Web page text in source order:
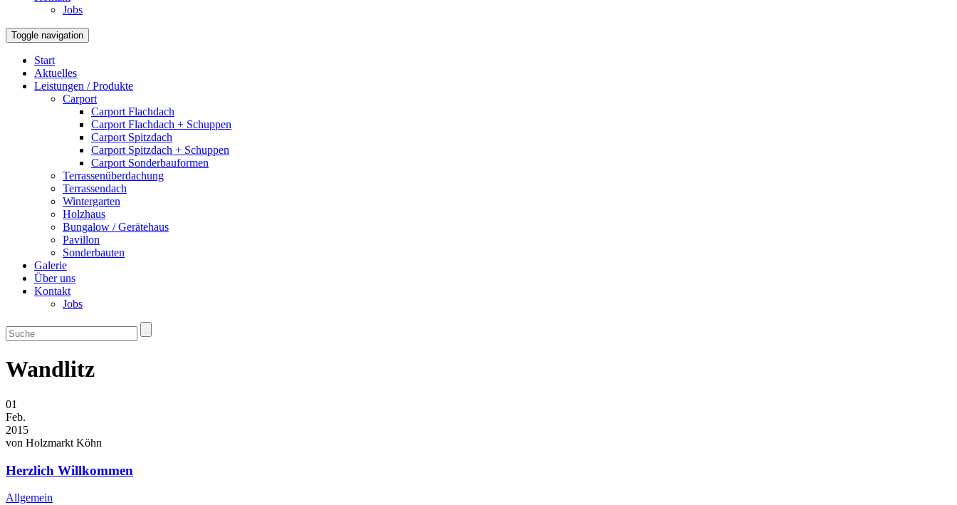
Jobs
Toggle navigation
Start
Aktuelles
Leistungen / Produkte
Carport
Carport Flachdach
Carport Flachdach + Schuppen
Carport Spitzdach
Carport Spitzdach + Schuppen
Carport Sonderbauformen
Terrassenüberdachung
Terrassendach
Wintergarten
Holzhaus
Bungalow / Gerätehaus
Pavillon
Sonderbauten
Galerie
Über uns
Kontakt
Jobs
Wandlitz
01
Feb.
2015
von Holzmarkt Köhn
Herzlich Willkommen
Allgemein